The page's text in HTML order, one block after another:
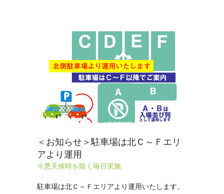
＜お知らせ＞駐車場は北Ｃ～Ｆエリ
アより運用
※悪天候時を除く毎日実施
駐車場は北Ｃ～Ｆエリアより運用いたします。